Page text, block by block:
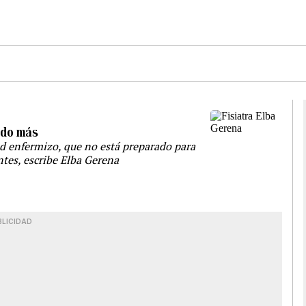
más
que no está preparado para
escribe Elba Gerena